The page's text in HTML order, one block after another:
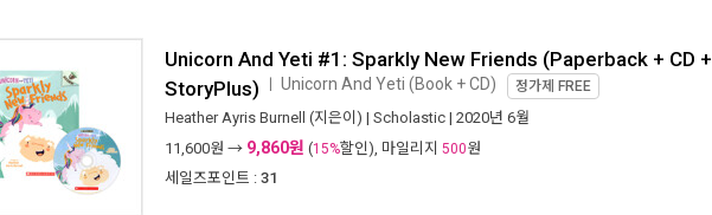
Unicorn And Yeti #1: Sparkly New Friends (Paperback + CD +
StoryPlus) Unicorn And Yeti (Book + CD) 정가제 FREE
Heather Ayris Burnell (지은이) | Scholastic | 2020년 6월
11,600원 → 9,860원 (15%할인), 마일리지 500원
세일즈포인트 : 31